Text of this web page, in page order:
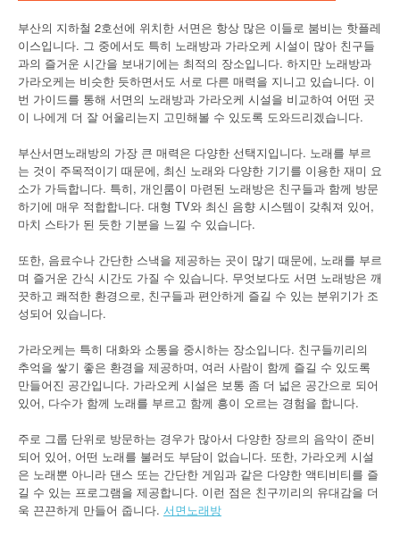
부산의 지하철 2호선에 위치한 서면은 항상 많은 이들로 붐비는 핫플레
이스입니다. 그 중에서도 특히 노래방과 가라오케 시설이 많아 친구들
과의 즐거운 시간을 보내기에는 최적의 장소입니다. 하지만 노래방과
가라오케는 비슷한 듯하면서도 서로 다른 매력을 지니고 있습니다. 이
번 가이드를 통해 서면의 노래방과 가라오케 시설을 비교하여 어떤 곳
이 나에게 더 잘 어울리는지 고민해볼 수 있도록 도와드리겠습니다.
부산서면노래방의 가장 큰 매력은 다양한 선택지입니다. 노래를 부르
는 것이 주목적이기 때문에, 최신 노래와 다양한 기기를 이용한 재미 요
소가 가득합니다. 특히, 개인룸이 마련된 노래방은 친구들과 함께 방문
하기에 매우 적합합니다. 대형 TV와 최신 음향 시스템이 갖춰져 있어,
마치 스타가 된 듯한 기분을 느낄 수 있습니다.
또한, 음료수나 간단한 스낵을 제공하는 곳이 많기 때문에, 노래를 부르
며 즐거운 간식 시간도 가질 수 있습니다. 무엇보다도 서면 노래방은 깨
끗하고 쾌적한 환경으로, 친구들과 편안하게 즐길 수 있는 분위기가 조
성되어 있습니다.
가라오케는 특히 대화와 소통을 중시하는 장소입니다. 친구들끼리의
추억을 쌓기 좋은 환경을 제공하며, 여러 사람이 함께 즐길 수 있도록
만들어진 공간입니다. 가라오케 시설은 보통 좀 더 넓은 공간으로 되어
있어, 다수가 함께 노래를 부르고 함께 흥이 오르는 경험을 합니다.
주로 그룹 단위로 방문하는 경우가 많아서 다양한 장르의 음악이 준비
되어 있어, 어떤 노래를 불러도 부담이 없습니다. 또한, 가라오케 시설
은 노래뿐 아니라 댄스 또는 간단한 게임과 같은 다양한 액티비티를 즐
길 수 있는 프로그램을 제공합니다. 이런 점은 친구끼리의 유대감을 더
욱 끈끈하게 만들어 줍니다. 서면노래방